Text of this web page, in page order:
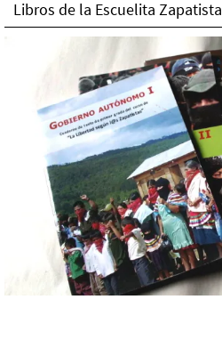
Libros de la Escuelita Zapatista